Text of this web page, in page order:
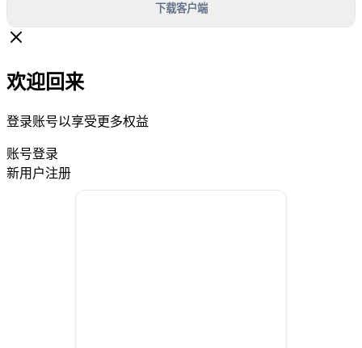
下载客户端
欢迎回来
登录账号以享受更多权益
账号登录
新用户注册